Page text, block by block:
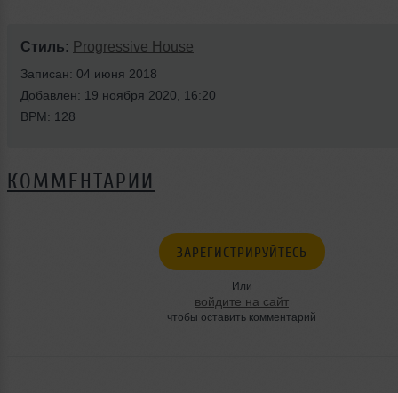
Стиль: Progressive House
Записан: 04 июня 2018
Добавлен: 19 ноября 2020, 16:20
BPM: 128
КОММЕНТАРИИ
ЗАРЕГИСТРИРУЙТЕСЬ
Или
войдите на сайт
чтобы оставить комментарий